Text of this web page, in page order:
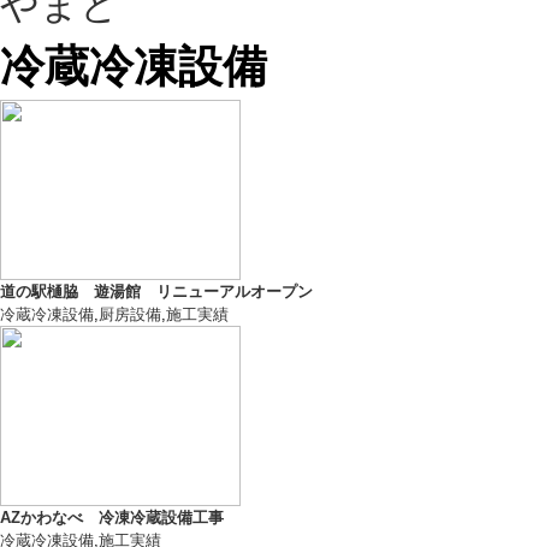
冷蔵冷凍設備
道の駅樋脇 遊湯館 リニューアルオープン
冷蔵冷凍設備,厨房設備,施工実績
AZかわなべ 冷凍冷蔵設備工事
冷蔵冷凍設備,施工実績